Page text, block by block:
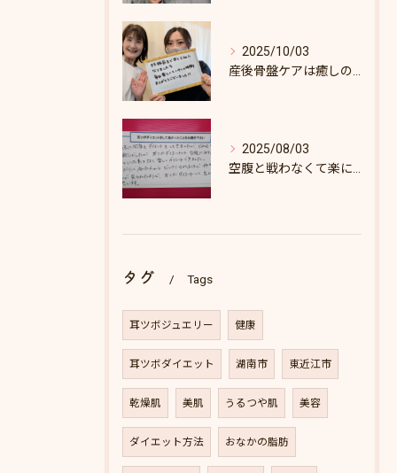
2025/10/03
2025/08/03
タグ Tags
耳ツボジュエリー 健康
耳ツボダイエット 湖南市 東近江市
乾燥肌 美肌 うるつや肌 美容
ダイエット方法 おなかの脂肪